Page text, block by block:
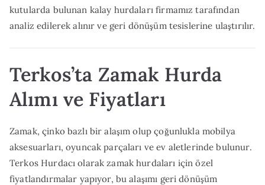
kutularda bulunan kalay hurdaları firmamız tarafından
analiz edilerek alınır ve geri dönüşüm tesislerine ulaştırılır.
Terkos’ta Zamak Hurda
Alımı ve Fiyatları
Zamak, çinko bazlı bir alaşım olup çoğunlukla mobilya
aksesuarları, oyuncak parçaları ve ev aletlerinde bulunur.
Terkos Hurdacı olarak zamak hurdaları için özel
fiyatlandırmalar yapıyor, bu alaşımı geri dönüşüm